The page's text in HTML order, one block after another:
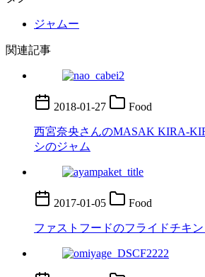
ジャムー
関連記事
2018-01-27 Food
西宮奈央さんのMASAK KIRA-
シのジャム
2017-01-05 Food
ファストフードのフライドチキ